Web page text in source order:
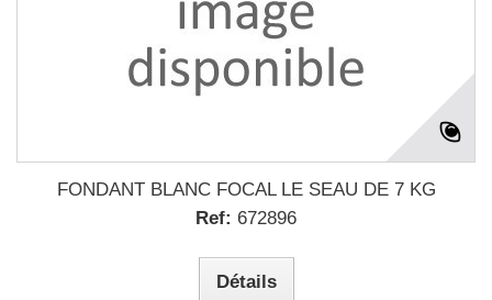
FONDANT BLANC FOCAL LE SEAU DE 7 KG
Ref: 672896
Détails